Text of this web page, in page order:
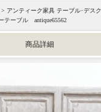
> アンティーク家具 テーブル･デスク
テーブル antique65562
商品詳細